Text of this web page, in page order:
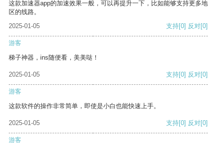
这款加速器app的加速效果一般，可以再提升一下，比如能够支持更多地
区的线路。
2025-01-05
支持[0] 反对[0]
游客
梯子神器，ins随便看，美美哒！
2025-01-05 支持[0] 反对[0]
游客
这款软件的操作非常简单，即使是小白也能快速上手。
2025-01-05 支持[0] 反对[0]
游客